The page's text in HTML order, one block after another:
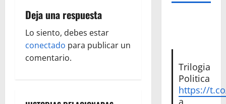
i
ó
n
Deja una respuesta
Lo siento, debes estar
conectado para publicar un
comentario.
Trilogia
Politica
https://